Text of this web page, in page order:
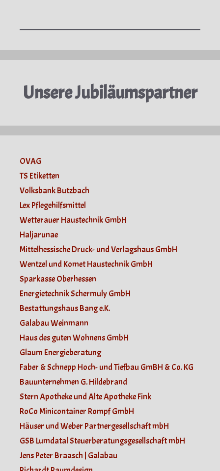
Unsere Jubiläumspartner
OVAG
TS Etiketten
Volksbank Butzbach
Lex Pflegehilfsmittel
Wetterauer Haustechnik GmbH
Haljarunae
Mittelhessische Druck- und Verlagshaus GmbH
Wentzel und Komet Haustechnik GmbH
Sparkasse Oberhessen
Energietechnik Schermuly GmbH
Bestattungshaus Bang e.K.
Galabau Weinmann
Haus des guten Wohnens GmbH
Glaum Energieberatung
Faber & Schnepp Hoch- und Tiefbau GmBH & Co. KG
Bauunternehmen G. Hildebrand
Stern Apotheke und Alte Apotheke Fink
RoCo Minicontainer Rompf GmbH
Häuser und Weber Partnergesellschaft mbH
GSB Lumdatal Steuerberatungsgesellschaft mbH
Jens Peter Braasch | Galabau